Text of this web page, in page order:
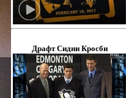
Драфт Сидни Кросби